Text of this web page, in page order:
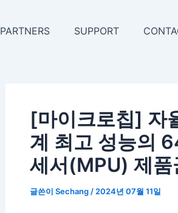
PARTNERS SUPPORT
[마이크로칩] 자
계 최고 성능의
세서(MPU) 제품
글쓴이 Sechang / 2024년 07월 11일